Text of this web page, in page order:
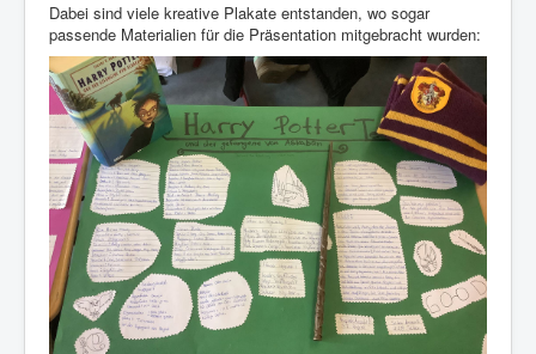
Dabei sind viele kreative Plakate entstanden, wo sogar
passende Materialien für die Präsentation mitgebracht wurden: